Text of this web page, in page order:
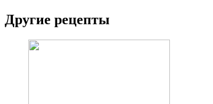
Другие рецепты